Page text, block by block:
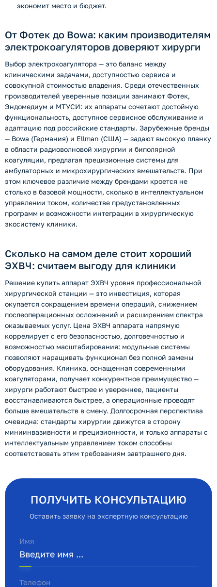
экономит место и бюджет.
От Фотек до Bowa: каким производителям
электрокоагуляторов доверяют хирурги
Выбор электрокоагулятора — это баланс между
клиническими задачами, доступностью сервиса и
совокупной стоимостью владения. Среди отечественных
производителей уверенные позиции занимают Фотек,
Эндомедиум и МТУСИ: их аппараты сочетают достойную
функциональность, доступное сервисное обслуживание и
адаптацию под российские стандарты. Зарубежные бренды
— Bowa (Германия) и Ellman (США) — задают высокую планку
в области радиоволновой хирургии и биполярной
коагуляции, предлагая прецизионные системы для
амбулаторных и микрохирургических вмешательств. При
этом ключевое различие между брендами кроется не
столько в базовой мощности, сколько в интеллектуальном
управлении током, количестве предустановленных
программ и возможности интеграции в хирургическую
экосистему клиники.
Сколько на самом деле стоит хороший
ЭХВЧ: считаем выгоду для клиники
Решение купить аппарат ЭХВЧ уровня профессиональной
хирургической станции — это инвестиция, которая
окупается сокращением времени операций, снижением
послеоперационных осложнений и расширением спектра
оказываемых услуг. Цена ЭХВЧ аппарата напрямую
коррелирует с его безопасностью, долговечностью и
возможностью масштабирования: модульные системы
позволяют наращивать функционал без полной замены
оборудования. Клиника, оснащенная современными
коагуляторами, получает конкурентное преимущество —
хирурги работают быстрее и увереннее, пациенты
восстанавливаются быстрее, а операционные проводят
больше вмешательств в смену. Долгосрочная перспектива
очевидна: стандарты хирургии движутся в сторону
миниинвазивности и прецизионности, и только аппараты с
интеллектуальным управлением током способны
соответствовать этим требованиям завтрашнего дня.
ПОЛУЧИТЬ КОНСУЛЬТАЦИЮ
Оставить заявку на экспертную консультацию
Имя
Телефон